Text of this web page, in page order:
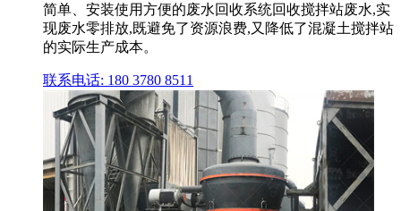
简单、安装使用方便的废水回收系统回收搅拌站废水,实
现废水零排放,既避免了资源浪费,又降低了混凝土搅拌站
的实际生产成本。
联系电话: 180 3780 8511